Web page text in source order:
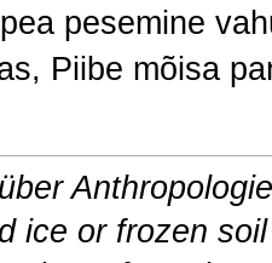
pesemine
Piibe mõisa
ice or frozen